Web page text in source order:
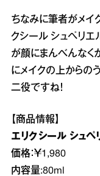
ちなみに筆者がメイ
クシール シュペリエ
が顔にまんべんなく
にメイクの上からの
二役ですね！
【商品情報】
エリクシール シュペ
価格：￥1,980
内容量:80ml